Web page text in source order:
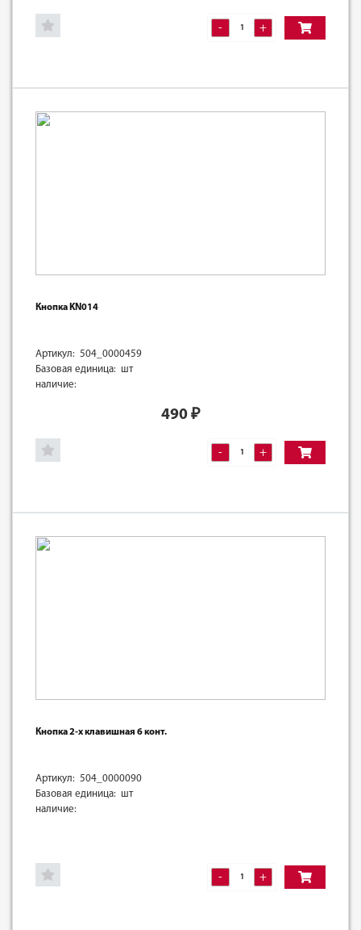
- +
Кнопка KN014
Артикул: 504_0000459
Базовая единица: шт
наличие:
490 ₽
- +
Кнопка 2-х клавишная 6 конт.
Артикул: 504_0000090
Базовая единица: шт
наличие:
- +